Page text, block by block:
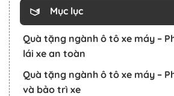
Mục lục
Quà tặng ngành ô tô xe máy –
lái xe an toàn
Quà tặng ngành ô tô xe máy –
và bảo trì xe